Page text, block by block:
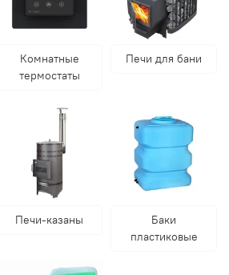
Комнатные
термостаты
Печи для бани
Печи-казаны
Баки
пластиковые